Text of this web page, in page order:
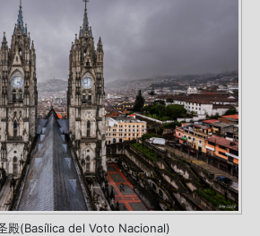
殿(Basílica del Voto Nacional)